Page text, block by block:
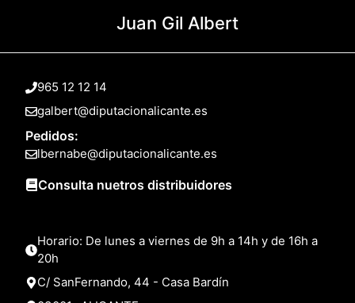
Juan Gil Albert
965 12 12 14
galbert@diputacionalicante.es
Pedidos:
lbernabe@diputacionalicante.es
Consulta nuetros distribuidores
Horario: De lunes a viernes de 9h a 14h y de 16h a
20h
C/ SanFernando, 44 - Casa Bardín